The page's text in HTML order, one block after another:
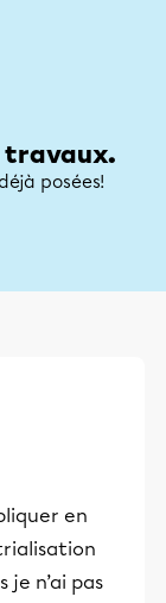
travaux.
posées!
en
n’ai pas